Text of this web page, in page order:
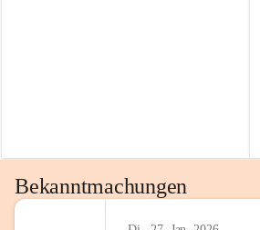
Bekanntmachungen